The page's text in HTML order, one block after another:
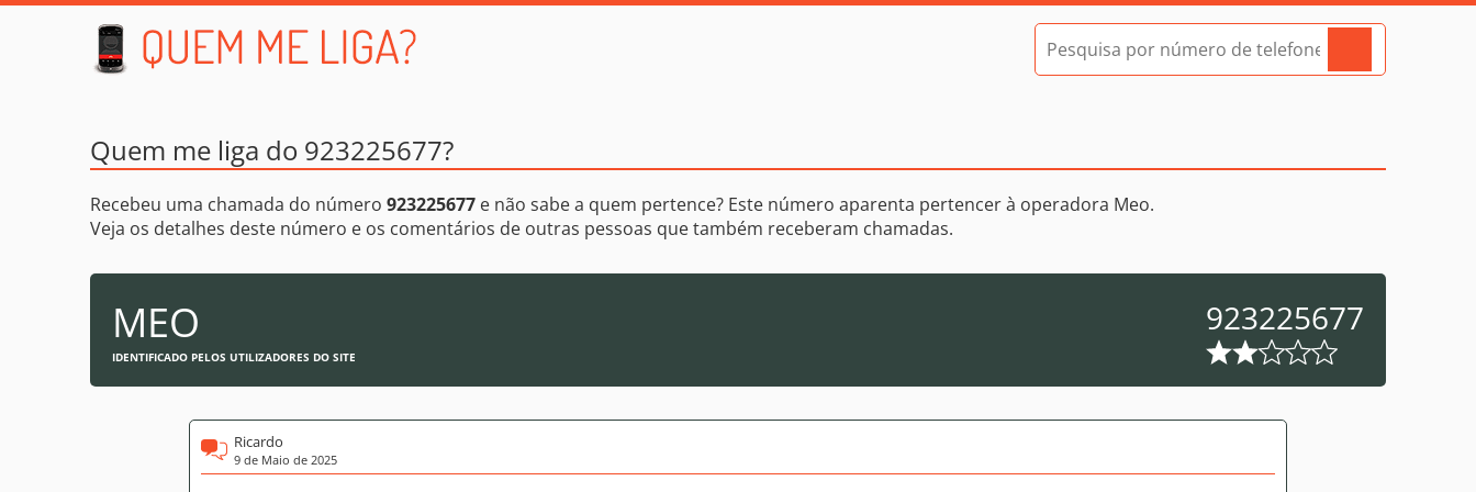
Quem me liga do 923225677?
Recebeu uma chamada do número 923225677 e não sabe a quem pertence? Este número aparenta pertencer à operadora Meo.
Veja os detalhes deste número e os comentários de outras pessoas que também receberam chamadas.
MEO
IDENTIFICADO PELOS UTILIZADORES DO SITE
923225677
Ricardo
9 de Maio de 2025